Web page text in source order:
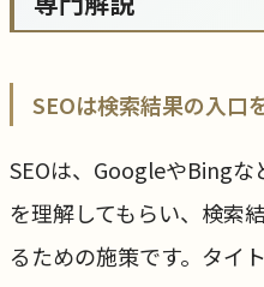
SEOは検索結果の入口
SEOは、GoogleやBing
を理解してもらい、検索
るための施策です。タイ